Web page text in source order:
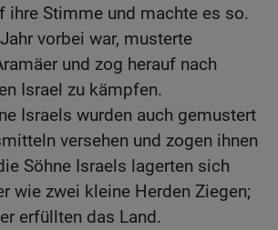
ihre Stimme und machte es so.
vorbei war, musterte
und zog herauf nach
Israel zu kämpfen.
Israels wurden auch gemustert
versehen und zogen ihnen
Söhne Israels lagerten sich
wie zwei kleine Herden Ziegen;
erfüllten das Land.